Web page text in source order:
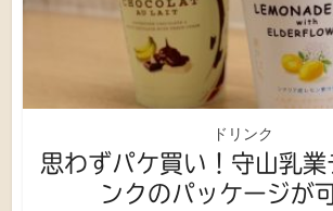
ドリンク
思わずパケ買い！守山乳業
ンクのパッケージが